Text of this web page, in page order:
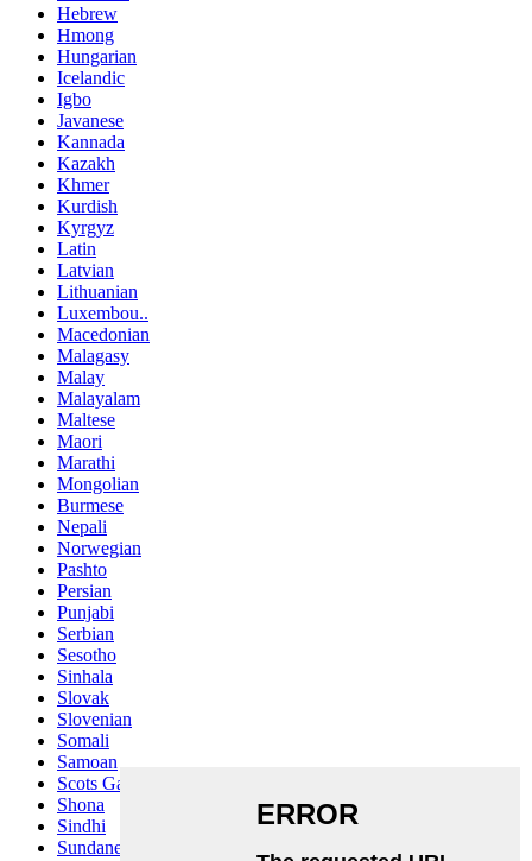
Hebrew
Hmong
Hungarian
Icelandic
Igbo
Javanese
Kannada
Kazakh
Khmer
Kurdish
Kyrgyz
Latin
Latvian
Lithuanian
Luxembou..
Macedonian
Malagasy
Malay
Malayalam
Maltese
Maori
Marathi
Mongolian
Burmese
Nepali
Norwegian
Pashto
Persian
Punjabi
Serbian
Sesotho
Sinhala
Slovak
Slovenian
Somali
Samoan
Scots Gaelic
Shona
Sindhi
Sundanese